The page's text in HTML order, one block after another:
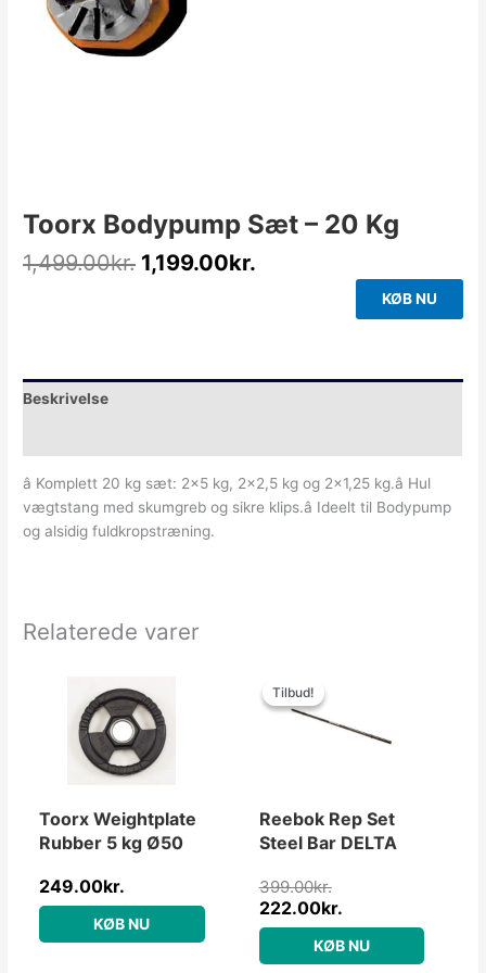
Toorx Bodypump Sæt – 20 Kg
1,499.00kr. 1,199.00kr.
KØB NU
Beskrivelse
â Komplett 20 kg sæt: 2×5 kg, 2×2,5 kg og 2×1,25 kg.â Hul
vægtstang med skumgreb og sikre klips.â Ideelt til Bodypump
og alsidig fuldkropstræning.
Relaterede varer
Toorx Weightplate
Rubber 5 kg Ø50
249.00kr.
KØB NU
Tilbud!
Tilbud!
Reebok Rep Set
Steel Bar DELTA
399.00kr.
var:
222.00kr.
er:
KØB NU